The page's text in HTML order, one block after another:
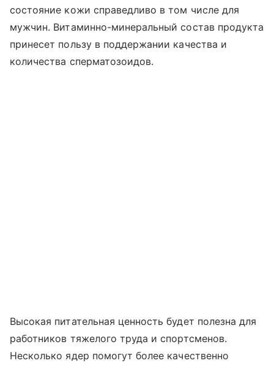
состояние кожи справедливо в том числе для
мужчин. Витаминно-минеральный состав продукта
принесет пользу в поддержании качества и
количества сперматозоидов.
Высокая питательная ценность будет полезна для
работников тяжелого труда и спортсменов.
Несколько ядер помогут более качественно